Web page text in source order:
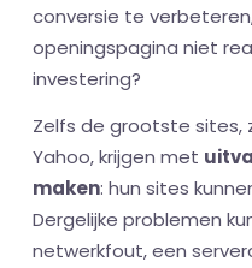
conversie te
openingspagina niet
investering?
Zelfs de grootste sites,
Yahoo, krijgen met
maken: hun sites
Dergelijke problemen
netwerkfout, een